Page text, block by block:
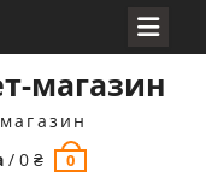
магазин
/0₴ 0